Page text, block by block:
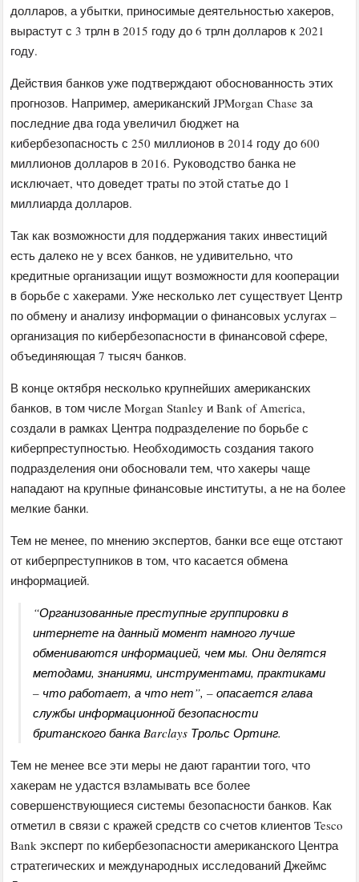
долларов, а убытки, приносимые деятельностью хакеров,
вырастут с 3 трлн в 2015 году до 6 трлн долларов к 2021
году.
Действия банков уже подтверждают обоснованность этих
прогнозов. Например, американский JPMorgan Chase за
последние два года увеличил бюджет на
кибербезопасность с 250 миллионов в 2014 году до 600
миллионов долларов в 2016. Руководство банка не
исключает, что доведет траты по этой статье до 1
миллиарда долларов.
Так как возможности для поддержания таких инвестиций
есть далеко не у всех банков, не удивительно, что
кредитные организации ищут возможности для кооперации
в борьбе с хакерами. Уже несколько лет существует Центр
по обмену и анализу информации о финансовых услугах –
организация по кибербезопасности в финансовой сфере,
объединяющая 7 тысяч банков.
В конце октября несколько крупнейших американских
банков, в том числе Morgan Stanley и Bank of America,
создали в рамках Центра подразделение по борьбе с
киберпреступностью. Необходимость создания такого
подразделения они обосновали тем, что хакеры чаще
нападают на крупные финансовые институты, а не на более
мелкие банки.
Тем не менее, по мнению экспертов, банки все еще отстают
от киберпреступников в том, что касается обмена
информацией.
“Организованные преступные группировки в
интернете на данный момент намного лучше
обмениваются информацией, чем мы. Они делятся
методами, знаниями, инструментами, практиками
– что работает, а что нет”, – опасается глава
службы информационной безопасности
британского банка Barclays Трольс Ортинг.
Тем не менее все эти меры не дают гарантии того, что
хакерам не удастся взламывать все более
совершенствующиеся системы безопасности банков. Как
отметил в связи с кражей средств со счетов клиентов Tesco
Bank эксперт по кибербезопасности американского Центра
стратегических и международных исследований Джеймс